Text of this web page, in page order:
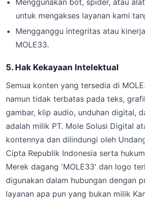
Menggunakan bot, spider, atau
untuk mengakses layanan kami
Mengganggu integritas atau
MOLE33.
5. Hak Kekayaan Intelektual
Semua konten yang tersedia di
namun tidak terbatas pada teks,
gambar, klip audio, unduhan digital,
adalah milik PT. Mole Solusi Digital
kontennya dan dilindungi oleh
Cipta Republik Indonesia serta
Merek dagang 'MOLE33' dan logo
digunakan dalam hubungan dengan
layanan apa pun yang bukan milik